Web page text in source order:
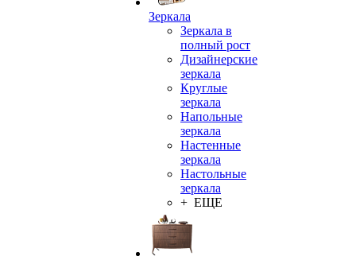
Зеркала
Зеркала в
полный рост
Дизайнерские
зеркала
Круглые
зеркала
Напольные
зеркала
Настенные
зеркала
Настольные
зеркала
+ ЕЩЕ